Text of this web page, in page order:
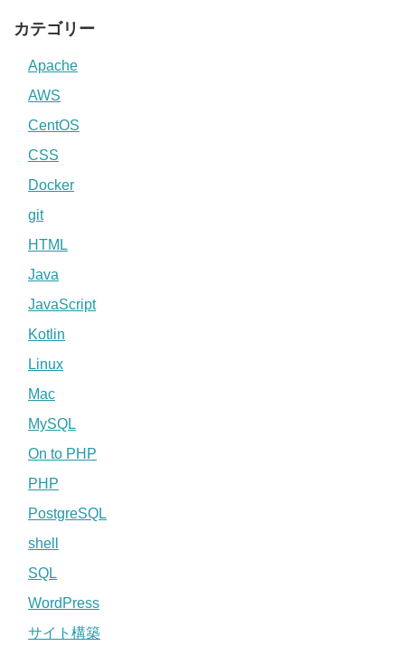
カテゴリー
Apache
AWS
CentOS
CSS
Docker
git
HTML
Java
JavaScript
Kotlin
Linux
Mac
MySQL
On to PHP
PHP
PostgreSQL
shell
SQL
WordPress
サイト構築